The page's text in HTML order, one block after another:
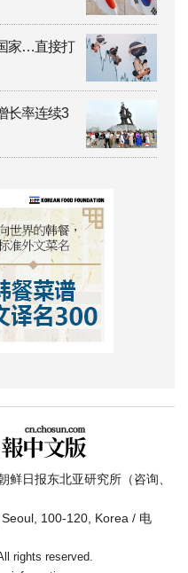
家…直接打
长率连续3
日报东北亚研究所（咨询、
100-120, Korea / 电
rights reserved.